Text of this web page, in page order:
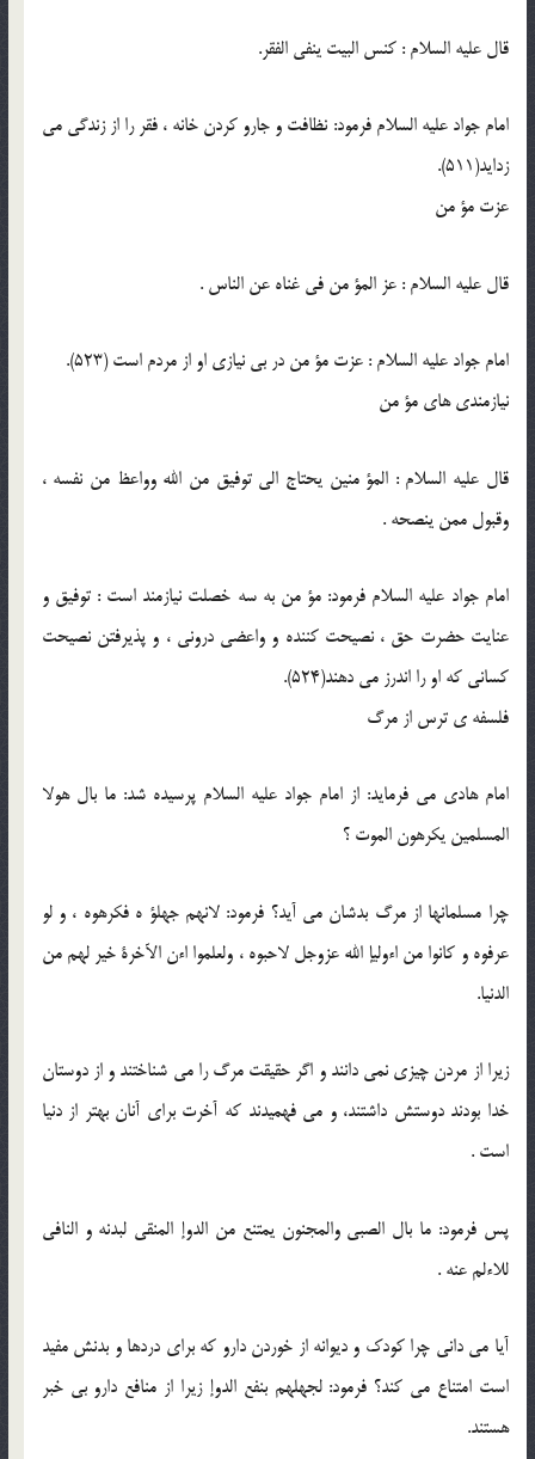
قال عليه السلام : كنس البيت ينفى الفقر.
امام جواد عليه السلام فرمود: نظافت و جارو كردن خانه ، فقر را از زندگى مى
زدايد(511).
عزت مؤ من
قال عليه السلام : عز المؤ من فى غناه عن الناس .
امام جواد عليه السلام : عزت مؤ من در بى نيازى او از مردم است (523).
نيازمندى هاى مؤ من
قال عليه السلام : المؤ منين يحتاج الى توفيق من الله وواعظ من نفسه ،
وقبول ممن ينصحه .
امام جواد عليه السلام فرمود: مؤ من به سه خصلت نيازمند است : توفيق و
عنايت حضرت حق ، نصيحت كننده و واعضى درونى ، و پذيرفتن نصيحت
كسانى كه او را اندرز مى دهند(524).
فلسفه ى ترس از مرگ
امام هادى مى فرمايد: از امام جواد عليه السلام پرسيده شد: ما بال هولا
المسلمين يكرهون الموت ؟
چرا مسلمانها از مرگ بدشان مى آيد؟ فرمود: لانهم جهلؤ ه فكرهوه ، و لو
عرفوه و كانوا من اءوليإ الله عزوجل لاحبوه ، ولعلموا اءن الآخرة خير لهم من
الدنيا.
زيرا از مردن چيزى نمى دانند و اگر حقيقت مرگ را مى شناختند و از دوستان
خدا بودند دوستش داشتند، و مى فهميدند كه آخرت براى آنان بهتر از دنيا
است .
پس فرمود: ما بال الصبى والمجنون يمتنع من الدوإ المنقى لبدنه و النافى
للاءلم عنه .
آيا مى دانى چرا كودك و ديوانه از خوردن دارو كه براى دردها و بدنش مفيد
است امتناع مى كند؟ فرمود: لجهلهم بنفع الدوإ زيرا از منافع دارو بى خبر
هستند.